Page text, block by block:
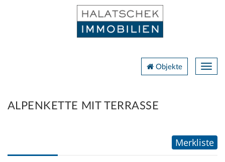
Objekte
ALPENKETTE MIT TERRASSE
Merkliste